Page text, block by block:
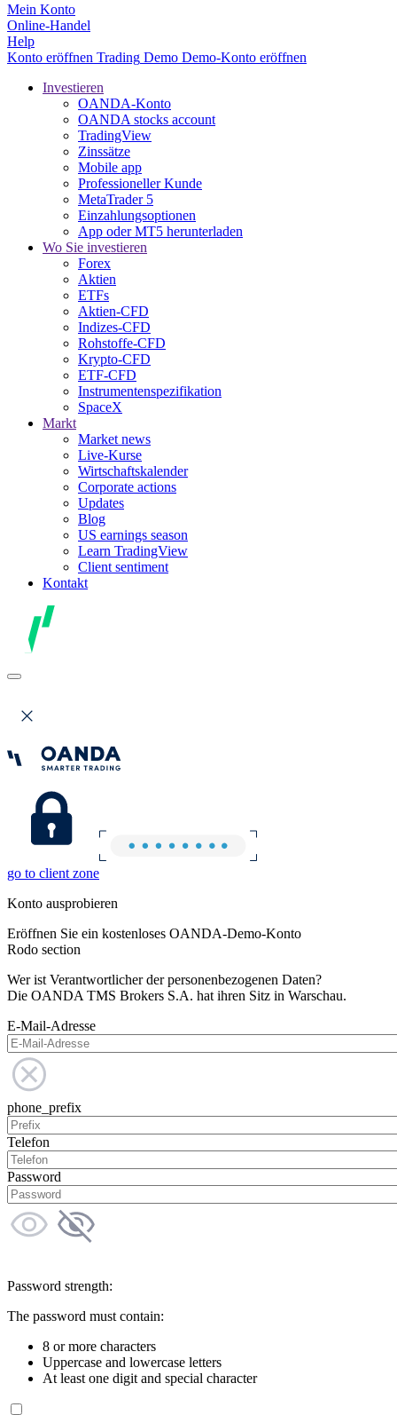
Mein Konto
Online-Handel
Help
Konto eröffnen Trading Demo Demo-Konto eröffnen
Investieren
OANDA-Konto
OANDA stocks account
TradingView
Zinssätze
Mobile app
Professioneller Kunde
MetaTrader 5
Einzahlungsoptionen
App oder MT5 herunterladen
Wo Sie investieren
Forex
Aktien
ETFs
Aktien-CFD
Indizes-CFD
Rohstoffe-CFD
Krypto-CFD
ETF-CFD
Instrumentenspezifikation
SpaceX
Markt
Market news
Live-Kurse
Wirtschaftskalender
Corporate actions
Updates
Blog
US earnings season
Learn TradingView
Client sentiment
Kontakt
go to client zone
Konto ausprobieren
Eröffnen Sie ein kostenloses OANDA-Demo-Konto
Rodo section
Wer ist Verantwortlicher der personenbezogenen Daten?
Die OANDA TMS Brokers S.A. hat ihren Sitz in Warschau.
E-Mail-Adresse
phone_prefix
Telefon
Password
Password strength:
The password must contain:
8 or more characters
Uppercase and lowercase letters
At least one digit and special character